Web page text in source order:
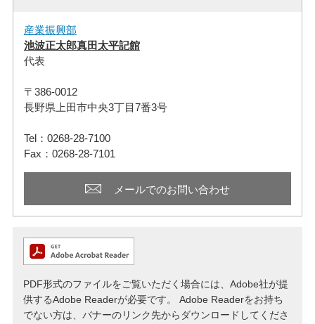
産業振興部
池波正太郎真田太平記館
代表
〒386-0012
長野県上田市中央3丁目7番3号
Tel：0268-28-7100
Fax：0268-28-7101
メールでのお問い合わせ
PDF形式のファイルをご覧いただく場合には、Adobe社が提
供するAdobe Readerが必要です。
Adobe Readerをお持ち
でない方は、バナーのリンク先からダウンロードしてくださ